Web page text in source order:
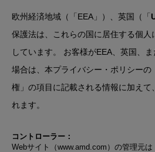
欧州経済地域（「EEA」）、英国（「
保護法は、これらの国に居住する個
しています。 お客様がEEA、英国、
場合は、本プライバシー・ポリシーの
権 」の項目に記載される情報に加え
れます。
コントローラー：
Webサイト（www.amd.com）の管理元は